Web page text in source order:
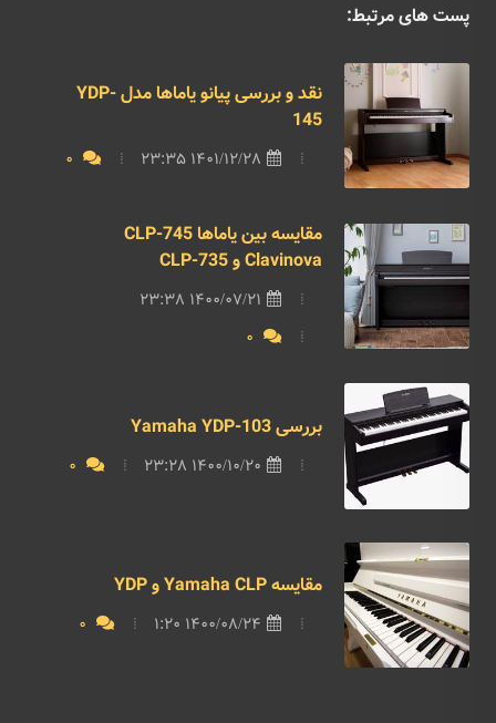
پست های مرتبط:
نقد و بررسی پیانو یاماها مدل YDP-
145
1401/12/28 23:35
مقایسه بین یاماها CLP-745
Clavinova و CLP-735
1400/07/21 23:38
بررسی Yamaha YDP-103
1400/10/20 23:28
مقایسه Yamaha CLP و YDP
1400/08/24 1:20